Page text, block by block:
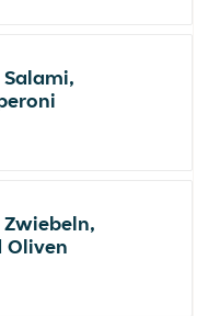
Zwiebeln,
Oliven